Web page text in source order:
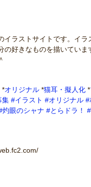
イラストサイトです。イラ
の好きなものを描いていま
*オリジナル *猫耳・擬人化 *
集 #イラスト #オリジナル #
灼眼のシャナ #とらドラ！